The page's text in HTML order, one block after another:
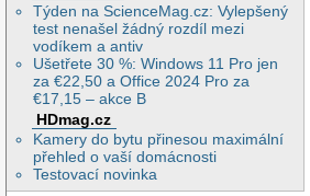
Týden na ScienceMag.cz: Vylepšený
test nenašel žádný rozdíl mezi
vodíkem a antiv
Ušetřete 30 %: Windows 11 Pro jen
za €22,50 a Office 2024 Pro za
€17,15 – akce B
HDmag.cz
Kamery do bytu přinesou maximální
přehled o vaší domácnosti
Testovací novinka